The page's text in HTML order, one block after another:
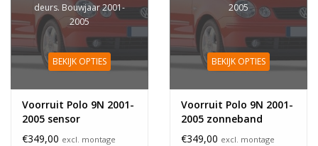
deurs. Bouwjaar 2001-
2005
BEKIJK OPTIES
Voorruit Polo 9N 2001-
2005 sensor
zonneband
€349,00 excl. montage
2005
BEKIJK OPTIES
Voorruit Polo 9N 2001-
2005 zonneband
€349,00 excl. montage